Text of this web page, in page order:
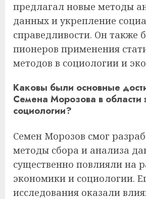
предлагал новые методы
данных и укрепление
справедливости. Он также
пионеров применения
методов в социологии и
Каковы были основные
Семена Морозова в области
социологии?
Семен Морозов смог
методы сбора и анализа
существенно повлияли на
экономики и социологии.
исследования оказали